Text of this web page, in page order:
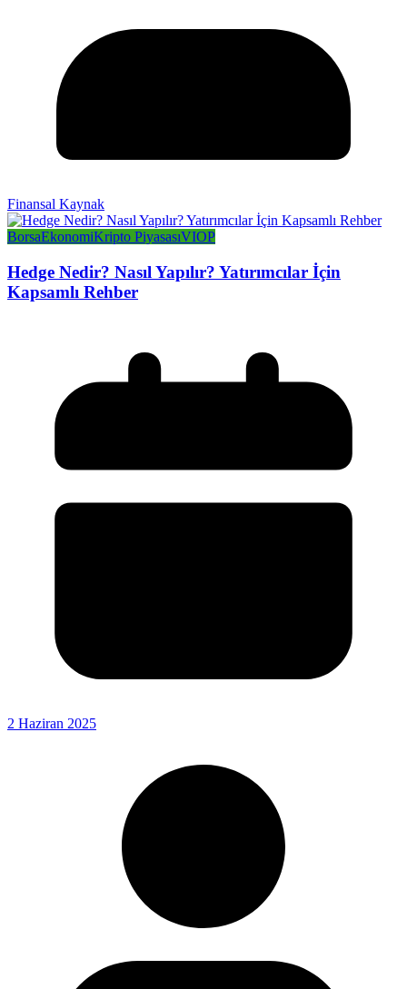
Finansal Kaynak
BorsaEkonomiKripto PiyasasıVIOP
Hedge Nedir? Nasıl Yapılır? Yatırımcılar İçin
Kapsamlı Rehber
2 Haziran 2025